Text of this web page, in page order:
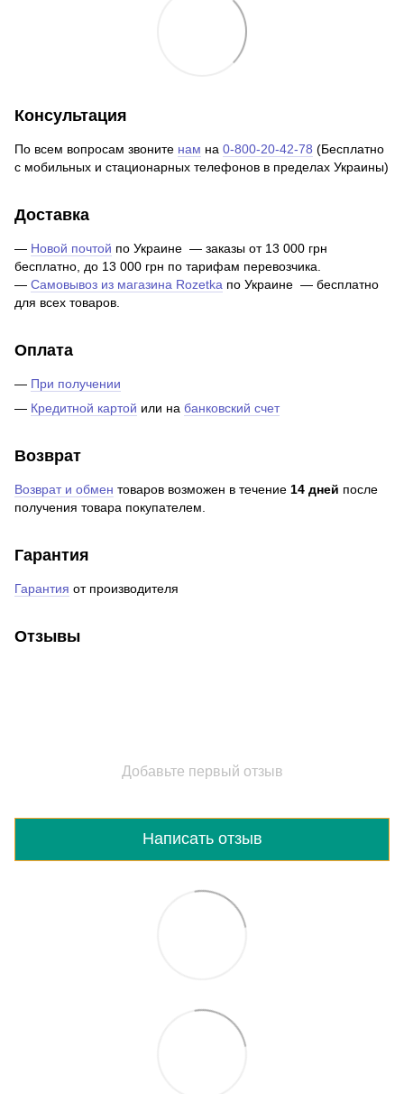
Консультация
По всем вопросам звоните нам на 0-800-20-42-78 (Бесплатно
с мобильных и стационарных телефонов в пределах Украины)
Доставка
— Новой почтой по Украине — заказы от 13 000 грн
бесплатно, до 13 000 грн по тарифам перевозчика.
— Самовывоз из магазина Rozetka по Украине — бесплатно
для всех товаров.
Оплата
— При получении
— Кредитной картой или на банковский счет
Возврат
Возврат и обмен товаров возможен в течение 14 дней после
получения товара покупателем.
Гарантия
Гарантия от производителя
Отзывы
Добавьте первый отзыв
Написать отзыв